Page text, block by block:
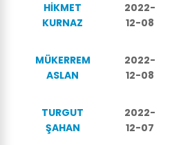
HİKMET
KURNAZ
2022-
12-08
MÜKERREM
ASLAN
2022-
12-08
TURGUT
ŞAHAN
2022-
12-07